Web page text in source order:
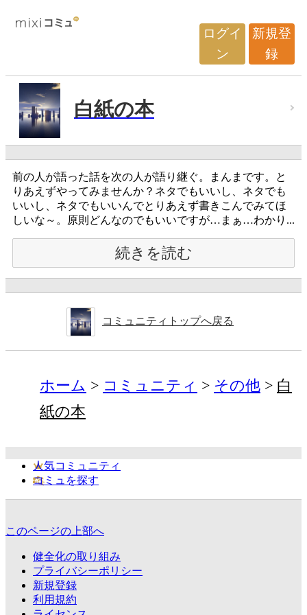
ログイ
ン
新規登
録
白紙の本
前の人が語った話を次の人が語り継ぐ。まんまです。と
りあえずやってみませんか？ネタでもいいし、ネタでも
いいし、ネタでもいいんでとりあえず書きこんでみてほ
しいな～。原則どんなのでもいいですが…まぁ…わかり...
続きを読む
コミュニティトップへ戻る
ホーム コミュニティ その他
白
紙の本
人気コミュニティ
コミュを探す
このページの上部へ
健全化の取り組み
プライバシーポリシー
新規登録
利用規約